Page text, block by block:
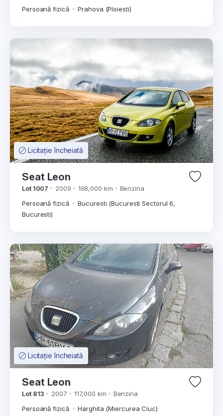
Persoană fizică
Prahova (Ploiesti)
Licitație încheiată
Seat Leon
Lot 1007 2009 168,000 km
Benzina
Persoană fizică
Bucuresti (Bucuresti Sectorul 6,
Bucuresti)
Licitație încheiată
Seat Leon
Lot 813 2007 117,000 km
Benzina
Persoană fizică
Harghita (Miercurea Ciuc)